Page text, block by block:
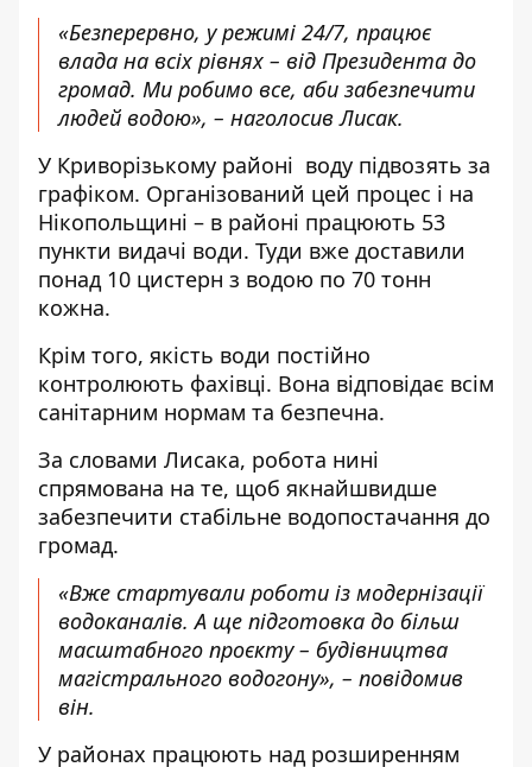
«Безперервно, у режимі 24/7, працює
влада на всіх рівнях – від Президента до
громад. Ми робимо все, аби забезпечити
людей водою», – наголосив Лисак.
У Криворізькому районі воду підвозять за
графіком. Організований цей процес і на
Нікопольщині – в районі працюють 53
пункти видачі води. Туди вже доставили
понад 10 цистерн з водою по 70 тонн
кожна.
Крім того, якість води постійно
контролюють фахівці. Вона відповідає всім
санітарним нормам та безпечна.
За словами Лисака, робота нині
спрямована на те, щоб якнайшвидше
забезпечити стабільне водопостачання до
громад.
«Вже стартували роботи із модернізації
водоканалів. А ще підготовка до більш
масштабного проєкту – будівництва
магістрального водогону», – повідомив
він.
У районах працюють над розширенням